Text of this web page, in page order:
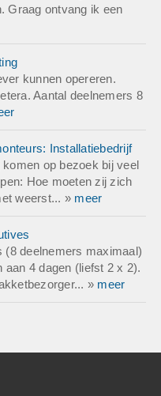
Graag ontvang ik een
kunnen opereren.
Aantal deelnemers 8
Installatiebedrijf
op bezoek bij veel
Hoe moeten zij zich
weerst... » meer
(8 deelnemers maximaal)
4 dagen (liefst 2 x 2).
» meer